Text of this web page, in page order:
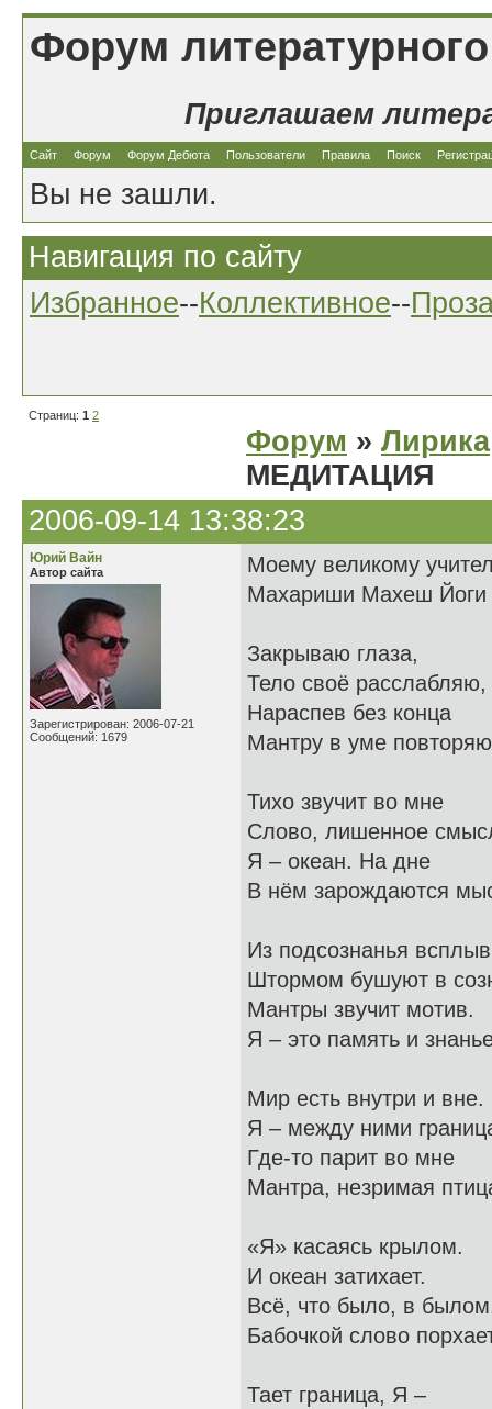
Форум
Приглашаем
Сайт Форум Форум Дебюта Пользователи Правила Поиск
Вы не зашли.
Навигация по сайту
Избранное--Коллективное--
Страниц: 1 2
Форум » Лирика
МЕДИТАЦИЯ
2006-09-14 13:38:23
Юрий Вайн
Автор сайта
Зарегистрирован: 2006-07-21
Сообщений: 1679
Моему великому
Махариши Махеш Йоги
Закрываю глаза,
Тело своё расслабляю,
Нараспев без конца
Мантру в уме
Тихо звучит во мне
Слово, лишенное
Я – океан. На дне
В нём зарождаются
Из подсознанья всплыв
Штормом бушуют в
Мантры звучит мотив.
Я – это память и
Мир есть внутри и вне.
Я – между ними
Где-то парит во мне
Мантра, незримая
«Я» касаясь крылом.
И океан затихает.
Всё, что было, в
Бабочкой слово
Тает граница, Я –